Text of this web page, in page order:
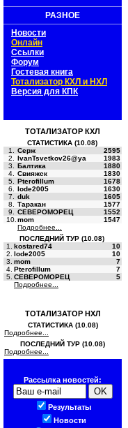
РАЗНОЕ
Новости
Онлайн
Ссылки
Форум
Гостевая книга
Тотализатор КХЛ и НХЛ
Версия для КПК
ТОТАЛИЗАТОР КХЛ
СТАТИСТИКА (10.08)
1.
Серж
2595
2.
IvanTsvetkov26@ya
1983
3.
Балтика
1880
4.
Свияжск
1830
5.
Pterofillum
1678
6.
lode2005
1630
7.
duk
1605
8.
Таракан
1577
9.
СЕВЕРОМОРЕЦ
1552
10. mom
1547
Подробнее...
ПОСЛЕДНИЙ ТУР (10.08)
1.
kostared74
10
2. lode2005
10
3. mom
7
4. Pterofillum
7
5. СЕВЕРОМОРЕЦ
5
Подробнее...
ТОТАЛИЗАТОР НХЛ
СТАТИСТИКА (10.08)
Подробнее...
ПОСЛЕДНИЙ ТУР (10.08)
Подробнее...
Рассылка новостей:
Результаты
Новости